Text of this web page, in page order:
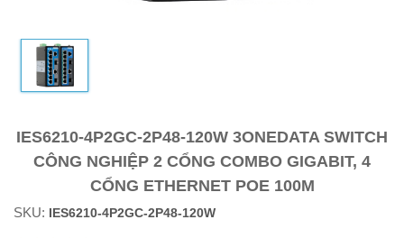
IES6210-4P2GC-2P48-120W 3ONEDATA SWITCH
CÔNG NGHIỆP 2 CỔNG COMBO GIGABIT, 4
CỔNG ETHERNET POE 100M
SKU: IES6210-4P2GC-2P48-120W